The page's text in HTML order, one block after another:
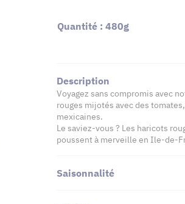
Quantité : 480g
Description
Voyagez sans compromis avec
rouges mijotés avec des
mexicaines.
Le saviez-vous ? Les haricots
poussent à merveille en Ile-de-
Saisonnalité